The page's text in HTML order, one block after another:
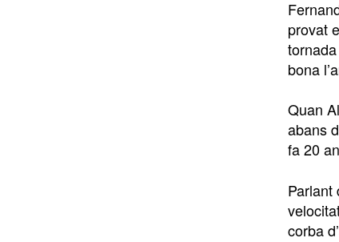
provat
bona
Quan
abans
fa 20
Parlant
corba